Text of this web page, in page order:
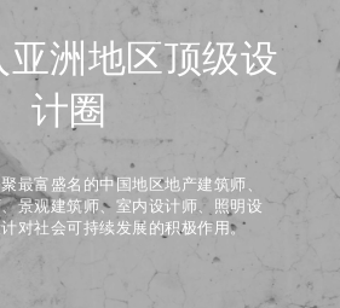
亚洲地区顶级设
计圈
最富盛名的中国地区地产建筑师、
景观建筑师、室内设计师、照明设
对社会可持续发展的积极作用。